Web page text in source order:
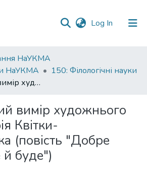
Log In (current)
НаУКМА
НаУКМА
150: Філологічні науки
Аксіологічний вимір художнього світу Григорія Квітки- Основ’яненка (повість "Добре роби, добре й буде")
вимір художнього
Квітки-
(повість "Добре
буде")